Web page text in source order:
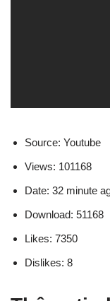
Source: Youtube
Views: 101168
Date: 32 minute
Download: 51168
Likes: 7350
Dislikes: 8